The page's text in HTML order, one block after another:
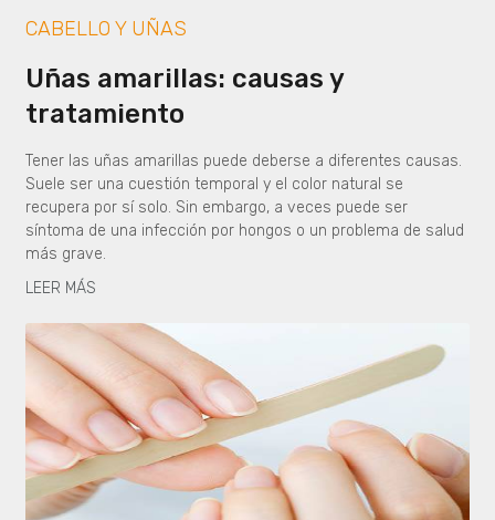
CABELLO Y UÑAS
Uñas amarillas: causas y
tratamiento
Tener las uñas amarillas puede deberse a diferentes causas.
Suele ser una cuestión temporal y el color natural se
recupera por sí solo. Sin embargo, a veces puede ser
síntoma de una infección por hongos o un problema de salud
más grave.
LEER MÁS